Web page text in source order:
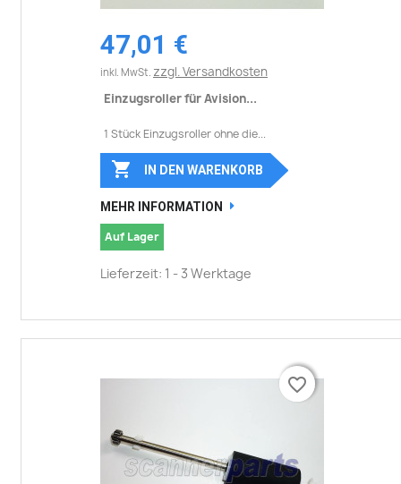
47,01 €
inkl. MwSt. zzgl. Versandkosten
Einzugsroller für Avision...
1 Stück Einzugsroller ohne die...
 IN DEN WARENKORB
MEHR INFORMATION
Auf Lager
Lieferzeit: 1 - 3 Werktage
favorite_border
favorite_border